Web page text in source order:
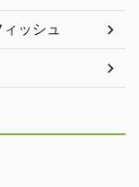
ッシュ